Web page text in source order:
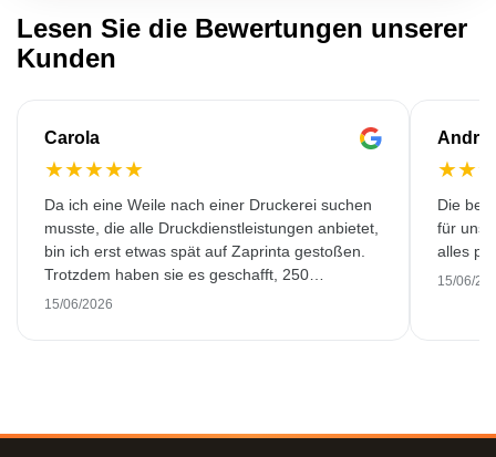
Lesen Sie die Bewertungen unserer
Kunden
Carola
★★★★★
Da ich eine Weile nach einer Druckerei suchen
musste, die alle Druckdienstleistungen anbietet,
bin ich erst etwas spät auf Zaprinta gestoßen.
Trotzdem haben sie es geschafft, 250
wunderschön bedruckte Emaillebecher
15/06/2026
★★
Die
für
alles
15/06/